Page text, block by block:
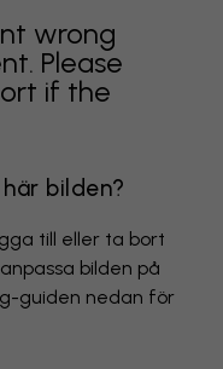
wrong
Please
if the
bilden?
till eller ta bort
bilden på
guiden nedan för